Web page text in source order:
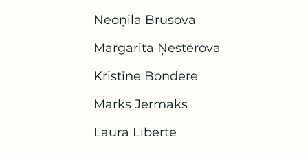
Neoņila Brusova
Margarita Ņesterova
Kristīne Bondere
Marks Jermaks
Laura Liberte